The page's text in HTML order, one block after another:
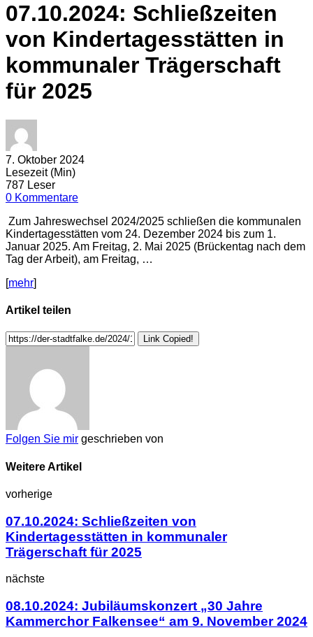
07.10.2024: Schließzeiten
von Kindertagesstätten in
kommunaler Trägerschaft
für 2025
7. Oktober 2024
Lesezeit (Min)
787 Leser
0 Kommentare
Zum Jahreswechsel 2024/2025 schließen die kommunalen
Kindertagesstätten vom 24. Dezember 2024 bis zum 1.
Januar 2025. Am Freitag, 2. Mai 2025 (Brückentag nach dem
Tag der Arbeit), am Freitag, …
[mehr]
Artikel teilen
Link Copied!
Folgen Sie mir geschrieben von
Weitere Artikel
vorherige
07.10.2024: Schließzeiten von
Kindertagesstätten in kommunaler
Trägerschaft für 2025
nächste
08.10.2024: Jubiläumskonzert „30 Jahre
Kammerchor Falkensee“ am 9. November 2024